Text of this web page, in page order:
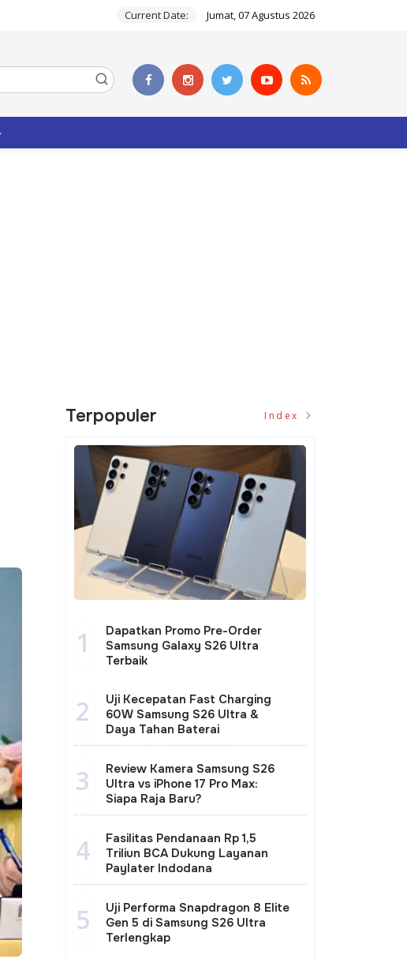
Current Date: Jumat, 07 Agustus 2026
Terpopuler Index
1
Dapatkan Promo Pre-Order
Samsung Galaxy S26 Ultra
Terbaik
2
Uji Kecepatan Fast Charging
60W Samsung S26 Ultra &
Daya Tahan Baterai
3
Review Kamera Samsung S26
Ultra vs iPhone 17 Pro Max:
Siapa Raja Baru?
4
Fasilitas Pendanaan Rp 1,5
Triliun BCA Dukung Layanan
Paylater Indodana
5
Uji Performa Snapdragon 8 Elite
Gen 5 di Samsung S26 Ultra
Terlengkap